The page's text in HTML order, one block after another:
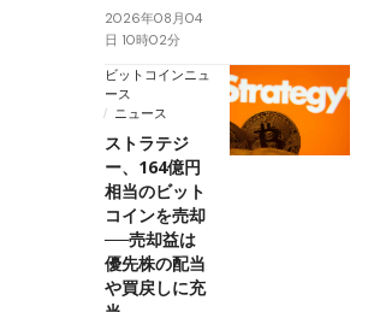
2026年08月04
日 10時02分
ビットコインニュ
ース
ニュース
ストラテジ
ー、164億円
相当のビット
コインを売却
──売却益は
優先株の配当
や買戻しに充